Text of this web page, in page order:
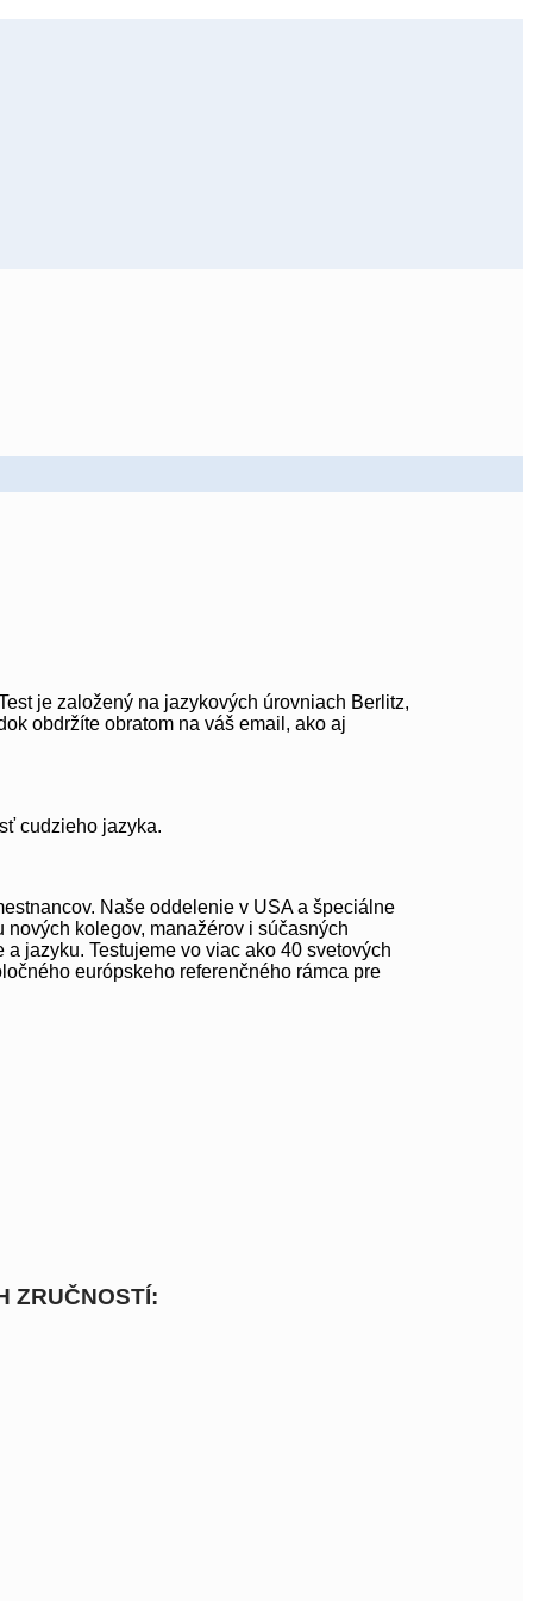
je založený na jazykových úrovniach Berlitz,
obdržíte obratom na váš email, ako aj
cudzieho jazyka.
Naše oddelenie v USA a špeciálne
kolegov, manažérov i súčasných
jazyku. Testujeme vo viac ako 40 svetových
európskeho referenčného rámca pre
ZRUČNOSTÍ: